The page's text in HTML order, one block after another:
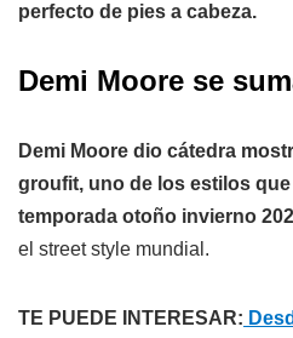
perfecto de pies a cabeza.
Demi Moore se
Demi Moore dio cátedra
groufit, uno de los estilos
temporada otoño invierno
el street style mundial.
TE PUEDE INTERESAR: